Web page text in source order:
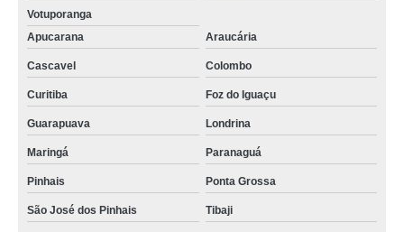
Votuporanga
Apucarana
Araucária
Cascavel Colombo
Curitiba Foz do Iguaçu
Guarapuava Londrina
Maringá Paranaguá
Pinhais Ponta Grossa
São José dos Pinhais Tibaji